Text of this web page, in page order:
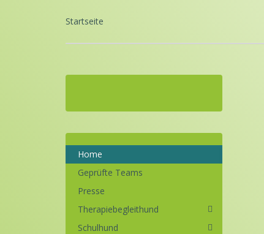
Startseite
Home
Geprüfte Teams
Presse
Therapiebegleithund
Schulhund